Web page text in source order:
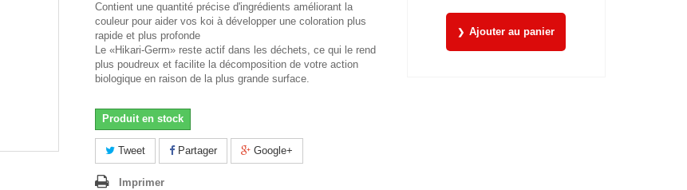
Contient une quantité précise d'ingrédients améliorant la
couleur pour aider vos koi à développer une coloration plus
rapide et plus profonde
Le «Hikari-Germ» reste actif dans les déchets, ce qui le rend
plus poudreux et facilite la décomposition de votre action
biologique en raison de la plus grande surface.
Produit en stock
Tweet Partager Google+
Imprimer
Ajouter au panier